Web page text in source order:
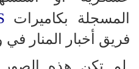
المسجلة بكاميرات
فريق أخبار المنار